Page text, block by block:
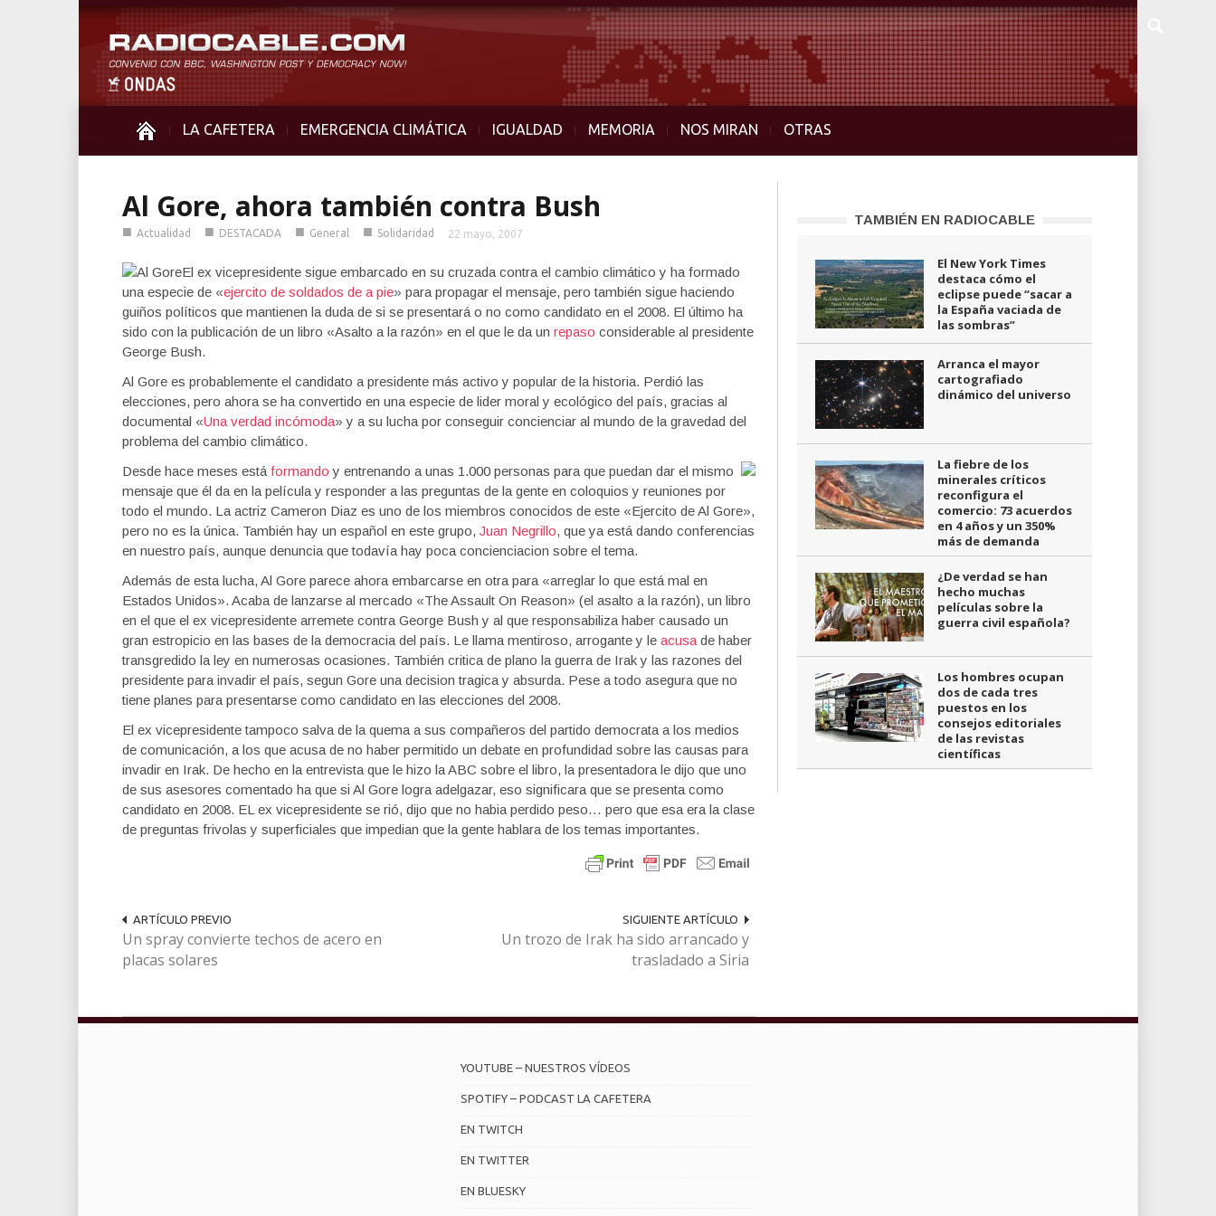
LA CAFETERA EMERGENCIA CLIMÁTICA IGUALDAD MEMORIA NOS MIRAN OTRAS
Al Gore, ahora también contra Bush
■ Actualidad ■ DESTACADA ■ General ■ Solidaridad 22 mayo, 2007
El ex vicepresidente sigue embarcado en su cruzada contra el cambio climático y ha formado
una especie de «ejercito de soldados de a pie» para propagar el mensaje, pero también sigue haciendo
guiños políticos que mantienen la duda de si se presentará o no como candidato en el 2008. El último ha
sido con la publicación de un libro «Asalto a la razón» en el que le da un repaso considerable al presidente
George Bush.
Al Gore es probablemente el candidato a presidente más activo y popular de la historia. Perdió las
elecciones, pero ahora se ha convertido en una especie de lider moral y ecológico del país, gracias al
documental «Una verdad incómoda» y a su lucha por conseguir concienciar al mundo de la gravedad del
problema del cambio climático.
Desde hace meses está formando y entrenando a unas 1.000 personas para que puedan dar el mismo
mensaje que él da en la película y responder a las preguntas de la gente en coloquios y reuniones por
todo el mundo. La actriz Cameron Diaz es uno de los miembros conocidos de este «Ejercito de Al Gore»,
pero no es la única. También hay un español en este grupo, Juan Negrillo, que ya está dando conferencias
en nuestro país, aunque denuncia que todavía hay poca concienciacion sobre el tema.
Además de esta lucha, Al Gore parece ahora embarcarse en otra para «arreglar lo que está mal en
Estados Unidos». Acaba de lanzarse al mercado «The Assault On Reason» (el asalto a la razón), un libro
en el que el ex vicepresidente arremete contra George Bush y al que responsabiliza haber causado un
gran estropicio en las bases de la democracia del país. Le llama mentiroso, arrogante y le acusa de haber
transgredido la ley en numerosas ocasiones. También critica de plano la guerra de Irak y las razones del
presidente para invadir el país, segun Gore una decision tragica y absurda. Pese a todo asegura que no
tiene planes para presentarse como candidato en las elecciones del 2008.
El ex vicepresidente tampoco salva de la quema a sus compañeros del partido democrata a los medios
de comunicación, a los que acusa de no haber permitido un debate en profundidad sobre las causas para
invadir en Irak. De hecho en la entrevista que le hizo la ABC sobre el libro, la presentadora le dijo que uno
de sus asesores comentado ha que si Al Gore logra adelgazar, eso significara que se presenta como
candidato en 2008. EL ex vicepresidente se rió, dijo que no habia perdido peso… pero que esa era la clase
de preguntas frivolas y superficiales que impedian que la gente hablara de los temas importantes.
ARTÍCULO PREVIO
Un spray convierte techos de acero en
placas solares
SIGUIENTE ARTÍCULO
Un trozo de Irak ha sido arrancado y
trasladado a Siria
TAMBIÉN EN RADIOCABLE
El New York Times
destaca cómo el
eclipse puede “sacar a
la España vaciada de
las sombras”
Arranca el mayor
cartografiado
dinámico del universo
La fiebre de los
minerales críticos
reconfigura el
comercio: 73 acuerdos
en 4 años y un 350%
más de demanda
¿De verdad se han
hecho muchas
películas sobre la
guerra civil española?
Los hombres ocupan
dos de cada tres
puestos en los
consejos editoriales
de las revistas
científicas
YOUTUBE – NUESTROS VÍDEOS
SPOTIFY – PODCAST LA CAFETERA
EN TWITCH
EN TWITTER
EN BLUESKY